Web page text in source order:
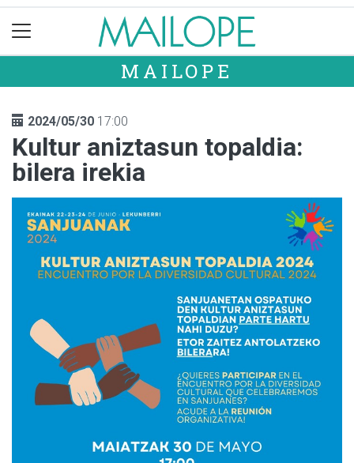
MAILOPE
2024/05/30 17:00
Kultur aniztasun topaldia:
bilera irekia